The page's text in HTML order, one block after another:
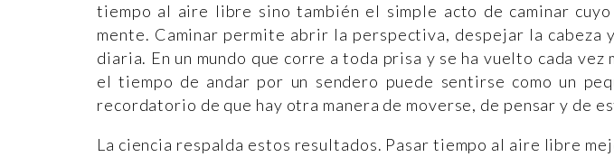
tiempo al aire libre sino también el simple acto de caminar
mente. Caminar permite abrir la perspectiva, despejar la cabeza
diaria. En un mundo que corre a toda prisa y se ha vuelto cada vez
el tiempo de andar por un sendero puede sentirse como un
recordatorio de que hay otra manera de moverse, de pensar y de
La ciencia respalda estos resultados. Pasar tiempo al aire libre